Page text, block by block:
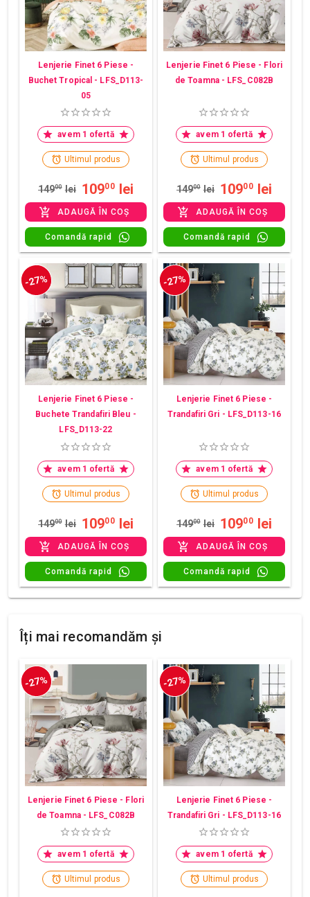
Lenjerie Finet 6 Piese -
Buchet Tropical - LFS_D113-
05
avem 1 ofertă
Ultimul produs
14900 lei 10900 lei
ADAUGĂ ÎN COȘ
Comandă rapid
Lenjerie Finet 6 Piese - Flori
de Toamna - LFS_C082B
avem 1 ofertă
Ultimul produs
14900 lei 10900 lei
ADAUGĂ ÎN COȘ
Comandă rapid
-27%
Lenjerie Finet 6 Piese -
Buchete Trandafiri Bleu -
LFS_D113-22
avem 1 ofertă
Ultimul produs
14900 lei 10900 lei
ADAUGĂ ÎN COȘ
Comandă rapid
-27%
Lenjerie Finet 6 Piese -
Trandafiri Gri - LFS_D113-16
avem 1 ofertă
Ultimul produs
14900 lei 10900 lei
ADAUGĂ ÎN COȘ
Comandă rapid
Îți mai recomandăm și
-27%
Lenjerie Finet 6 Piese - Flori
de Toamna - LFS_C082B
avem 1 ofertă
Ultimul produs
-27%
Lenjerie Finet 6 Piese -
Trandafiri Gri - LFS_D113-16
avem 1 ofertă
Ultimul produs